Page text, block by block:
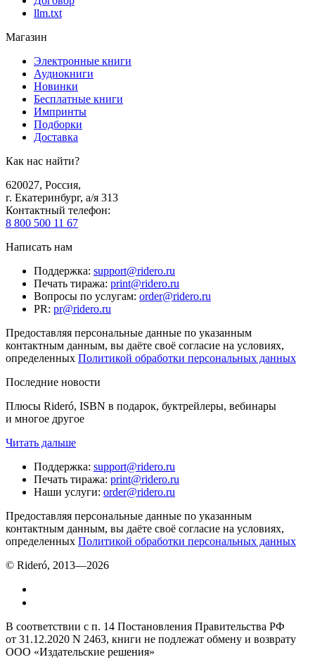
llm.txt
Магазин
Электронные книги
Аудиокниги
Новинки
Бесплатные книги
Импринты
Подборки
Доставка
Как нас найти?
620027, Россия,
г. Екатеринбург, а/я 313
Контактный телефон:
8 800 500 11 67
Написать нам
Поддержка: support@ridero.ru
Печать тиража: print@ridero.ru
Вопросы по услугам: order@ridero.ru
PR: pr@ridero.ru
Предоставляя персональные данные по указанным
контактным данным, вы даёте своё согласие на условиях,
определенных Политикой обработки персональных данных
Последние новости
Плюсы Rideró, ISBN в подарок, буктрейлеры, вебинары
и многое другое
Читать дальше
Поддержка: support@ridero.ru
Печать тиража: print@ridero.ru
Наши услуги: order@ridero.ru
Предоставляя персональные данные по указанным
контактным данным, вы даёте своё согласие на условиях,
определенных Политикой обработки персональных данных
© Rideró, 2013—2026
В соответствии с п. 14 Постановления Правительства РФ
от 31.12.2020 N 2463, книги не подлежат обмену и возврату
ООО «Издательские решения»